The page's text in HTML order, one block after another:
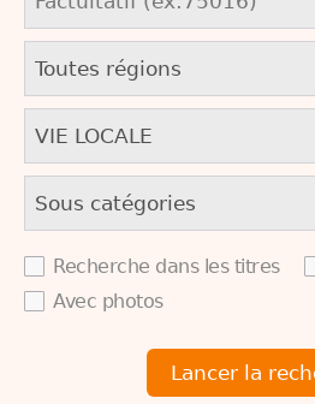
Recherche dans les titres
Avec photos